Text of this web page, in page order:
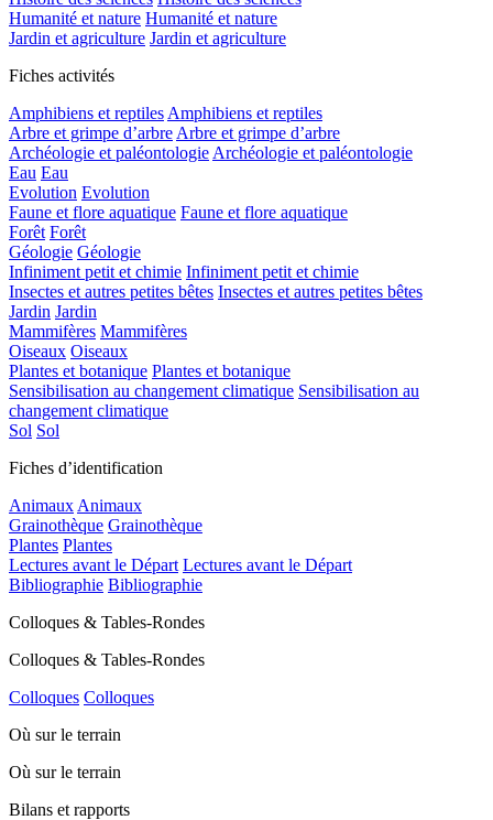
Humanité et nature Humanité et nature
Jardin et agriculture Jardin et agriculture
Fiches activités
Amphibiens et reptiles Amphibiens et reptiles
Arbre et grimpe d’arbre Arbre et grimpe d’arbre
Archéologie et paléontologie Archéologie et paléontologie
Eau Eau
Evolution Evolution
Faune et flore aquatique Faune et flore aquatique
Forêt Forêt
Géologie Géologie
Infiniment petit et chimie Infiniment petit et chimie
Insectes et autres petites bêtes Insectes et autres petites bêtes
Jardin Jardin
Mammifères Mammifères
Oiseaux Oiseaux
Plantes et botanique Plantes et botanique
Sensibilisation au changement climatique Sensibilisation au
changement climatique
Sol Sol
Fiches d’identification
Animaux Animaux
Grainothèque Grainothèque
Plantes Plantes
Lectures avant le Départ Lectures avant le Départ
Bibliographie Bibliographie
Colloques & Tables-Rondes
Colloques & Tables-Rondes
Colloques Colloques
Où sur le terrain
Où sur le terrain
Bilans et rapports